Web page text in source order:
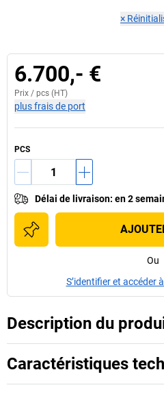
×
6.700,- €
Prix / pcs (HT)
plus frais de port
PCS
Délai de livraison: en 2
Ou
S’identifier et accéder
Description du
Caractéristiques